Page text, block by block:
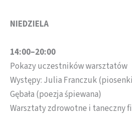
NIEDZIELA
14:00–20:00
Pokazy uczestników warsztatów
Występy: Julia Franczuk
Gębała (poezja śpiewana)
Warsztaty zdrowotne i taneczny